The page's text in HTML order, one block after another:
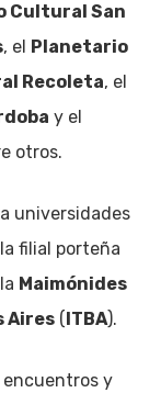
Cultural San
, el Planetario
Recoleta, el
y el
otros.
universidades
filial porteña
Maimónides
Aires(ITBA).
y